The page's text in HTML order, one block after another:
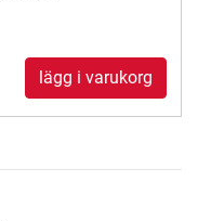
lägg i varukorg